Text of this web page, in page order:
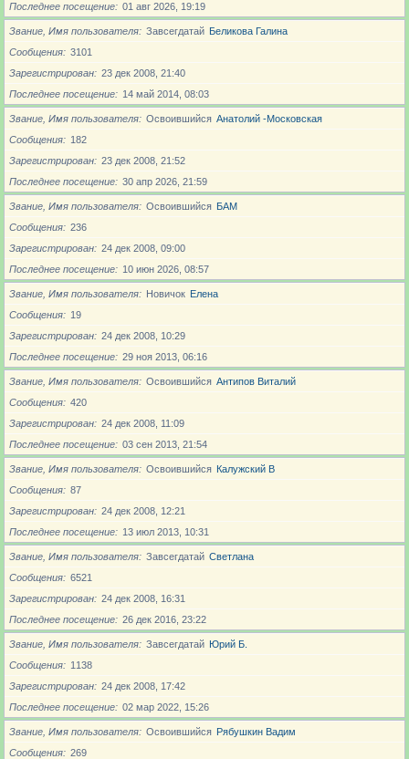
Последнее посещение
01 авг 2026, 19:19
Звание, Имя пользователя Завсегдатай Беликова Галина
Сообщения
3101
Зарегистрирован
23 дек 2008, 21:40
Последнее посещение
14 май 2014, 08:03
Звание, Имя пользователя Освоившийся Анатолий -Московская
Сообщения
182
Зарегистрирован
23 дек 2008, 21:52
Последнее посещение
30 апр 2026, 21:59
Звание, Имя пользователя Освоившийся БАМ
Сообщения
236
Зарегистрирован
24 дек 2008, 09:00
Последнее посещение
10 июн 2026, 08:57
Звание, Имя пользователя Новичoк Елена
Сообщения
19
Зарегистрирован
24 дек 2008, 10:29
Последнее посещение
29 ноя 2013, 06:16
Звание, Имя пользователя Освоившийся Антипов Виталий
Сообщения
420
Зарегистрирован
24 дек 2008, 11:09
Последнее посещение
03 сен 2013, 21:54
Звание, Имя пользователя Освоившийся Калужский В
Сообщения
87
Зарегистрирован
24 дек 2008, 12:21
Последнее посещение
13 июл 2013, 10:31
Звание, Имя пользователя Завсегдатай Светлана
Сообщения
6521
Зарегистрирован
24 дек 2008, 16:31
Последнее посещение
26 дек 2016, 23:22
Звание, Имя пользователя Завсегдатай Юрий Б.
Сообщения
1138
Зарегистрирован
24 дек 2008, 17:42
Последнее посещение
02 мар 2022, 15:26
Звание, Имя пользователя Освоившийся Рябушкин Вадим
Сообщения
269